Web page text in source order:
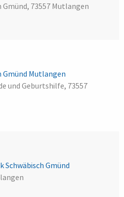
73557 Mutlangen
Gmünd Mutlangen
und Geburtshilfe, 73557
Gmünd